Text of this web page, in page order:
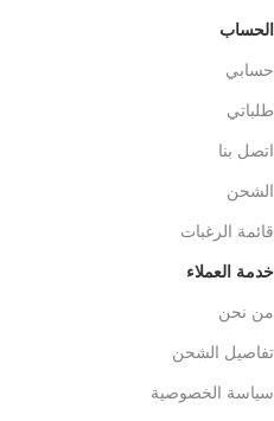
الحساب
حسابي
طلباتي
اتصل بنا
الشحن
قائمة الرغبات
خدمة العملاء
من نحن
تفاصيل الشحن
سياسة الخصوصية